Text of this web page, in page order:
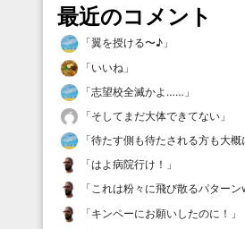
最近のコメント
「翼を授ける〜♪ 」
「いいね 」
「志望校全滅かよ…… 」
「そしてまだ大体できてない 」
「待たす側も待たされる方も大
「はよ病院行け！ 」
「これは粉々に飛び散るパターン
「キンペーにお願いしたのに！ 」